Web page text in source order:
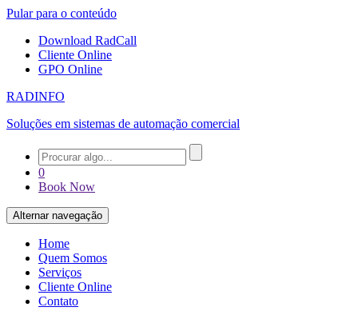
Pular para o conteúdo
Download RadCall
Cliente Online
GPO Online
RADINFO
Soluções em sistemas de automação comercial
0
Book Now
Alternar navegação
Home
Quem Somos
Serviços
Cliente Online
Contato